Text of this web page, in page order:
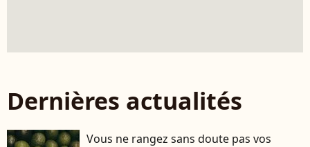
Dernières actualités
Vous ne rangez sans doute pas vos